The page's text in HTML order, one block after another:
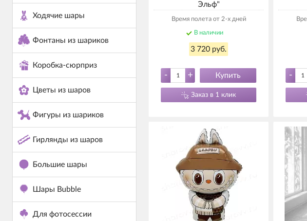
Ходячие шары
Фонтаны из шариков
Коробка-сюрприз
Цветы из шаров
Фигуры из шариков
Гирлянды из шаров
Большие шары
Шары Bubble
Для фотосессии
Эльф"
Время полета от 2-х дней
В наличии
3 720 руб.
- + Купить
Заказ в 1 клик
-